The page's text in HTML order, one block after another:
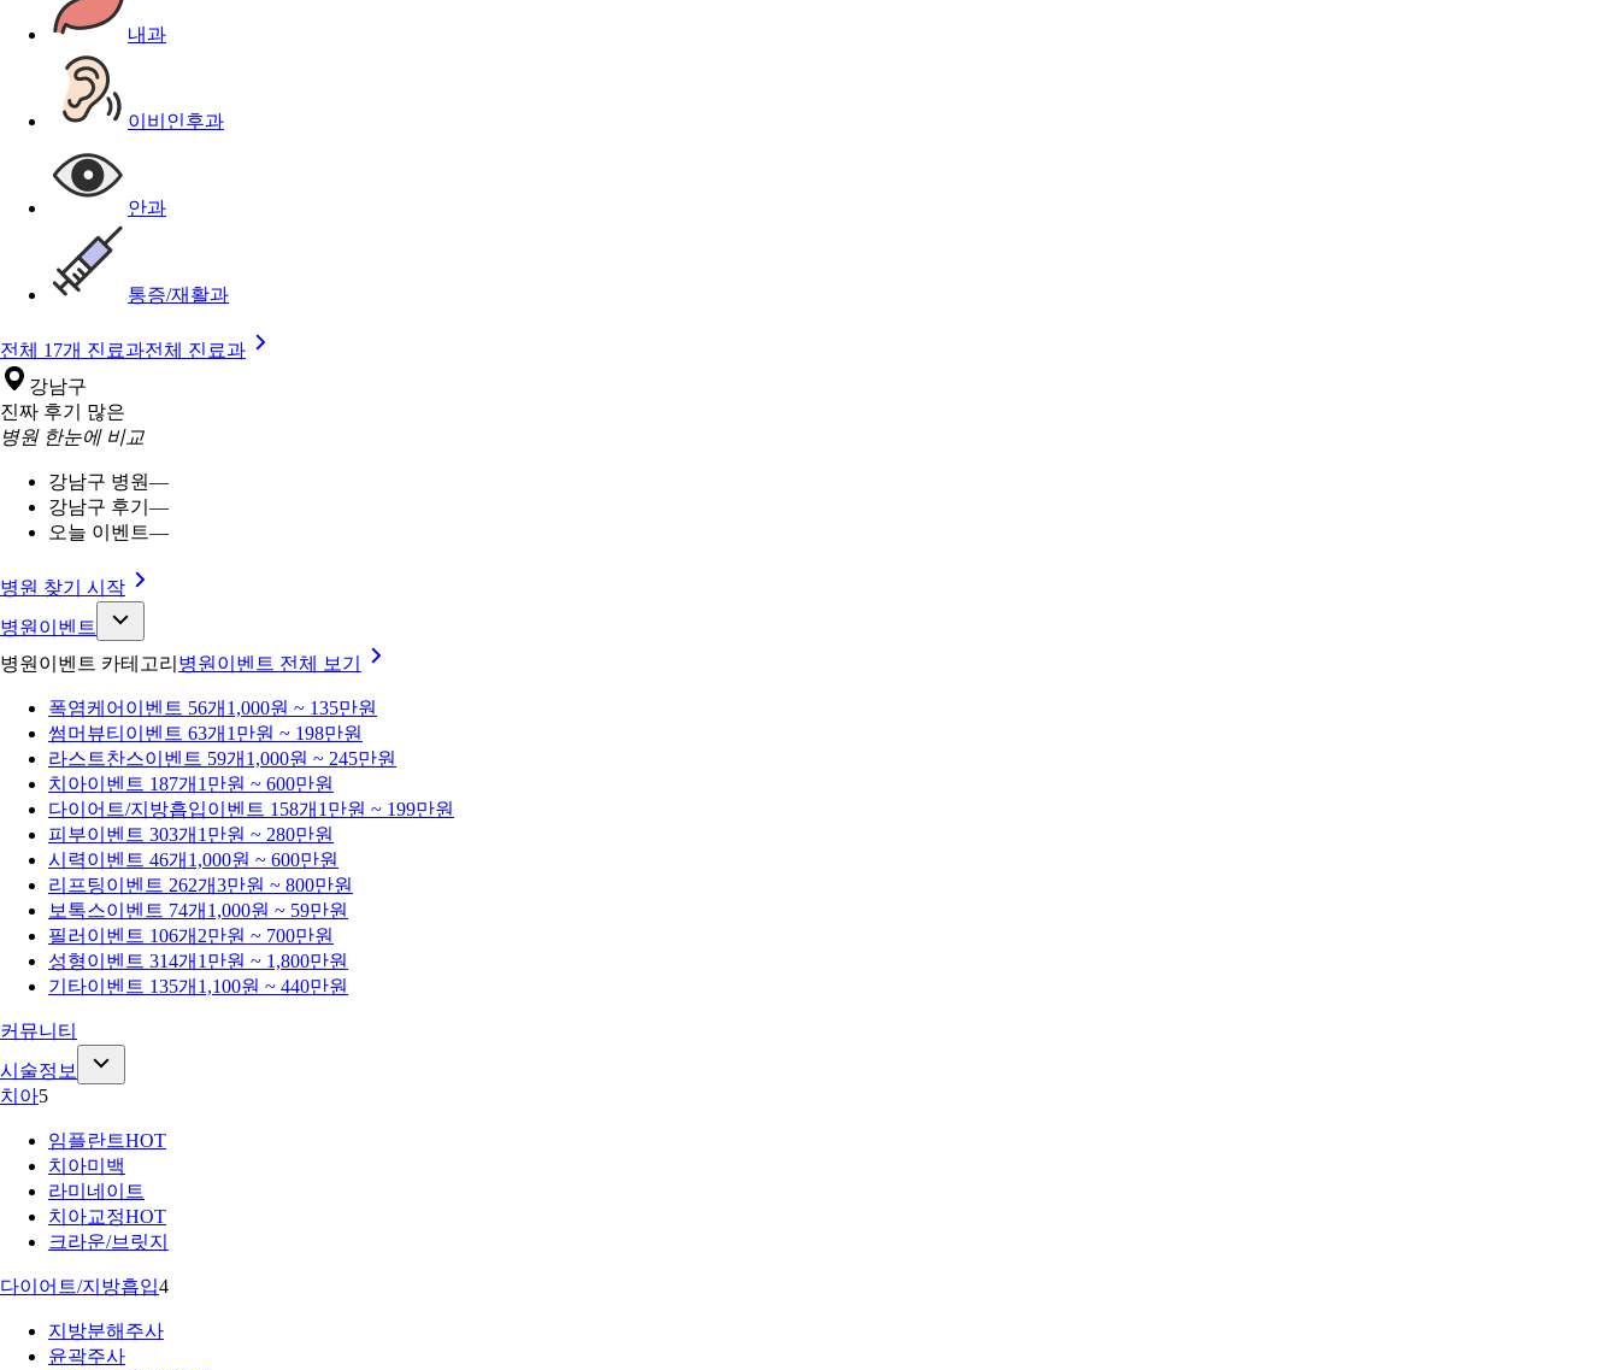
내과
이비인후과
안과
통증/재활과
전체 17개 진료과전체 진료과
강남구
진짜 후기 많은
병원 한눈에 비교
강남구 병원—
강남구 후기 —
오늘 이벤트—
병원 찾기 시작
병원이벤트
병원이벤트 카테고리 병원이벤트 전체 보기
폭염케어 이벤트 56개 1,000원 ~ 135만원
썸머뷰티 이벤트 63개 1만원 ~ 198만원
라스트찬스이벤트 59개 1,000원 ~ 245만원
치아이벤트 187개 1만원 ~ 600만원
다이어트/지방흡입이벤트 158개 1만원 ~ 199만원
피부이벤트 303개 1만원 ~ 280만원
시력이벤트 46개 1,000원 ~ 600만원
리프팅이벤트 262개3만원 ~ 800만원
보톡스이벤트 74개 1,000원 ~ 59만원
필러 이벤트 106개 2만원 ~ 700만원
성형이벤트 314개 1만원 ~ 1,800만원
기타이벤트 135개 1,100원 ~ 440만원
커뮤니티
시술정보
치아5
임플란트HOT
치아미백
라미네이트
치아교정HOT
크라운/브릿지
다이어트/지방흡입4
지방분해주사
윤곽주사